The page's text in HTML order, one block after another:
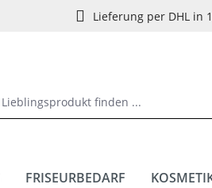
Lieferung per DHL in
FRISEURBEDARF